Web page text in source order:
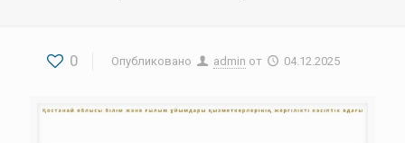
0 Опубликовано admin от 04.12.2025